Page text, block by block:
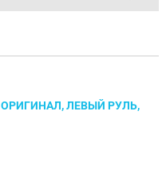
ОРИГИНАЛ, ЛЕВЫЙ РУЛЬ,